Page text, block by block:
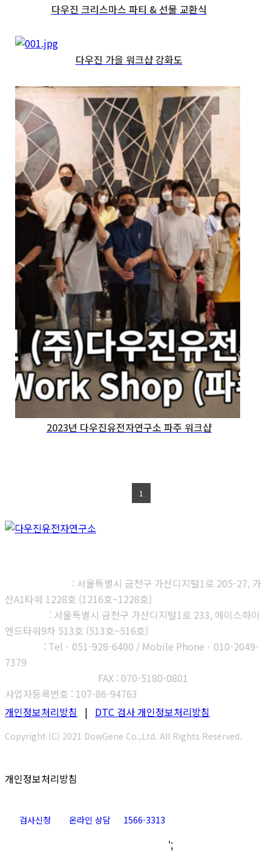
다우진 크리스마스 파티 & 선물 교환식
다우진 가을 워크샵 강화도
2023년 다우진유전자연구소 파주 워크샵
1
: 서울특별시 금천구 가산디지털1로 205-27, 가
산A1타워 1228호 (1216호~1228호)
: 서울특별시 금천구 가산디지털1로 233, 에이스하이
엔드타워9차 513호 (513호~516호)
: Telㆍ051-928-6400 / Mobile Phoneㆍ010-2049-
7379
FAX : 070-5180-0801
사업자등록번호 : 107-86-94763
개인정보처리방침 | DTC 검사 개인정보처리방침
Copyright (C) 2021 DowGene Co.,Ltd. All Rights Reserved.
개인정보처리방침
검사신청 온라인 상담 1566-3313
Go
';